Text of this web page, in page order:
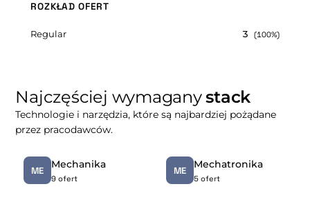
ROZKŁAD OFERT
Regular 3 (100%)
Najczęściej wymaganystack
Technologie i narzędzia, które są najbardziej pożądane
przez pracodawców.
ME
Mechanika
9 ofert
ME
Mechatronika
5 ofert